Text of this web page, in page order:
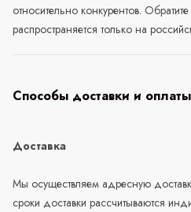
относительно конкурентов.
распространяется только на
Способы доставки и оплаты
Доставка
Мы осуществляем адресную
сроки доставки рассчитываются